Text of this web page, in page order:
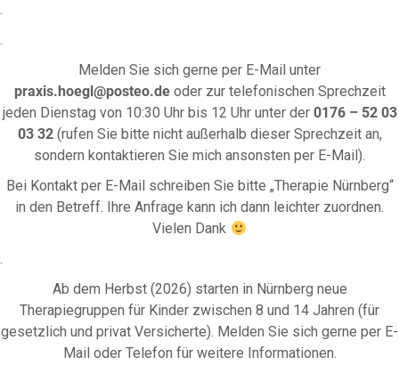
.
.
Melden Sie sich gerne per E-Mail unter
praxis.hoegl@posteo.deoder zur telefonischen Sprechzeit
jeden Dienstag von 10:30 Uhr bis 12 Uhr unter der 0176 – 52 03
03 32(rufen Sie bitte nicht außerhalb dieser Sprechzeit an,
sondern kontaktieren Sie mich ansonsten per E-Mail).
Bei Kontakt per E-Mail schreiben Sie bitte „Therapie Nürnberg“
in den Betreff. Ihre Anfrage kann ich dann leichter zuordnen.
Vielen Dank
.
Ab dem Herbst (2026) starten in Nürnberg neue
Therapiegruppen für Kinder zwischen 8 und 14 Jahren (für
gesetzlich und privat Versicherte). Melden Sie sich gerne per E-
Mail oder Telefon für weitere Informationen.